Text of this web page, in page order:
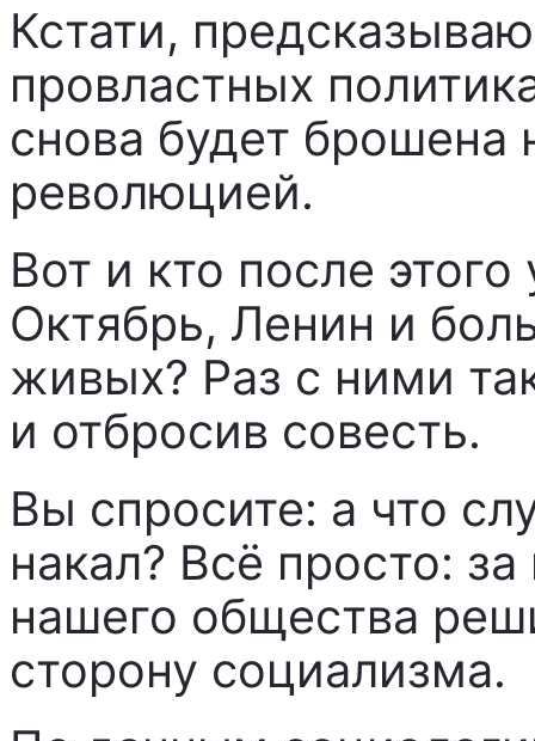
Кстати,
провластных
снова будет
революцией.
Вот и кто после
Октябрь, Ленин и
живых? Раз с ними
и отбросив совесть.
Вы спросите: а что
накал? Всё просто:
нашего общества
сторону социализма.